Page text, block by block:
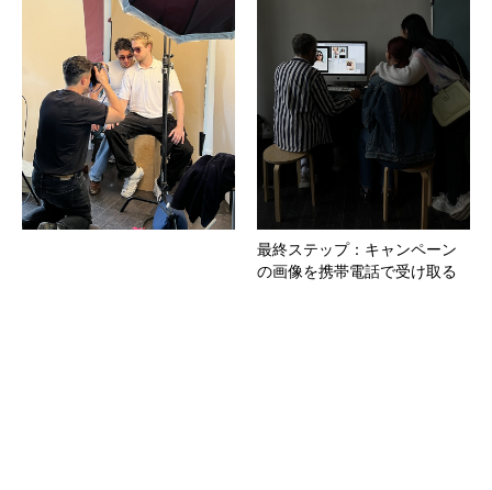
最終ステップ：キャンペーン
の画像を携帯電話で受け取る